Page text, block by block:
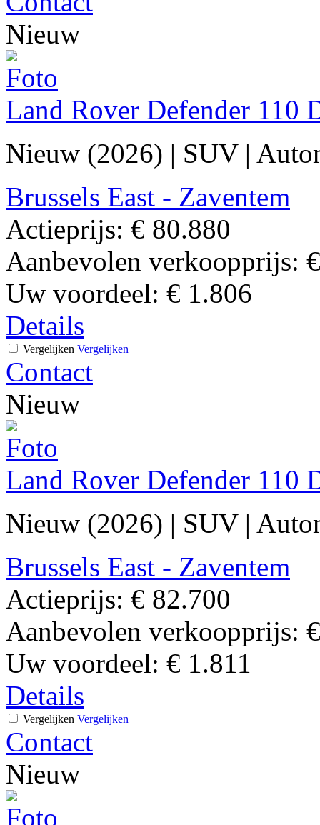
Nieuw
Land Rover Defender 110
Nieuw (2026) | SUV|
Brussels East - Zaventem
Actieprijs: € 80.880
Aanbevolen verkoopprijs:
Uw voordeel: € 1.806
Details
Vergelijken Vergelijken
Contact
Nieuw
Land Rover Defender 110
Nieuw (2026) | SUV|
Brussels East - Zaventem
Actieprijs: € 82.700
Aanbevolen verkoopprijs:
Uw voordeel: € 1.811
Details
Vergelijken Vergelijken
Contact
Nieuw